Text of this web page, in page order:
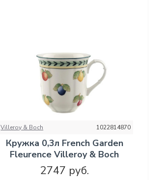
Villeroy & Boch 1022814870
Кружка 0,3л French Garden
Fleurence Villeroy & Boch
2747 руб.